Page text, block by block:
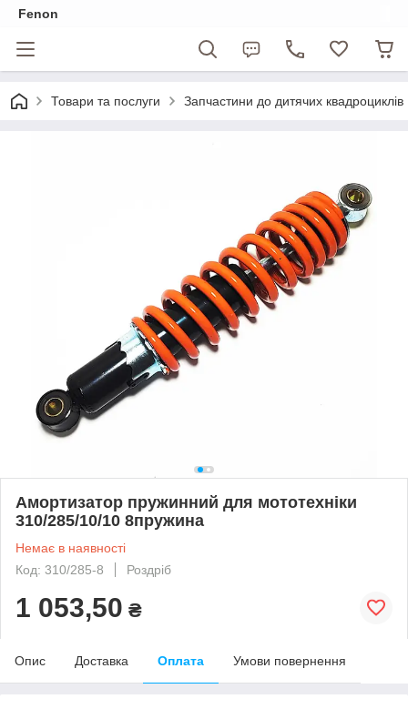
Fenon
Товари та послуги Запчастини до дитячих квадроциклів
Амортизатор пружинний для мототехніки
310/285/10/10 8пружина
Немає в наявності
Код: 310/285-8
Роздріб
1 053,50 ₴
Опис Доставка Оплата Умови повернення